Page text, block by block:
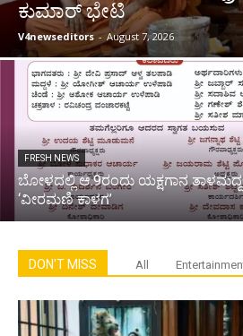
ಕುಮಾರ್ ಭೇಟಿ
V4newseditors - August 7, 2026
FRESH NEWS
ಬೋಳದಲ್ಲಿ ಆ.9ರಂದು ಯಕ್ಷಗಾನ
‘ವೀರಮಣಿ ಕಾಳಗ’
DON'T MISS All